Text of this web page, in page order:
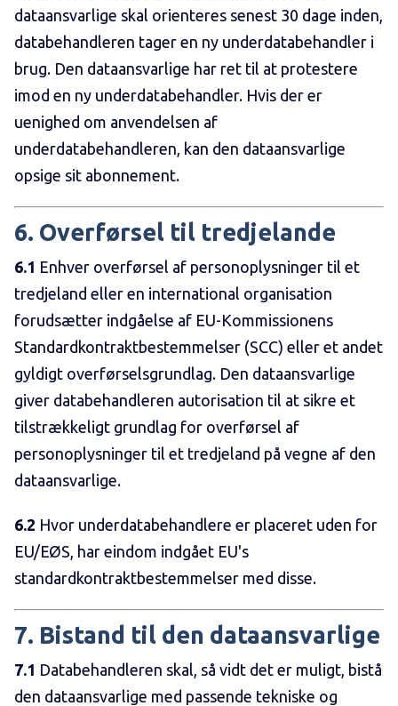
dataansvarlige skal orienteres senest 30 dage inden,
databehandleren tager en ny underdatabehandler i
brug. Den dataansvarlige har ret til at protestere
imod en ny underdatabehandler. Hvis der er
uenighed om anvendelsen af
underdatabehandleren, kan den dataansvarlige
opsige sit abonnement.
6. Overførsel til tredjelande
6.1 Enhver overførsel af personoplysninger til et
tredjeland eller en international organisation
forudsætter indgåelse af EU-Kommissionens
Standardkontraktbestemmelser (SCC) eller et andet
gyldigt overførselsgrundlag. Den dataansvarlige
giver databehandleren autorisation til at sikre et
tilstrækkeligt grundlag for overførsel af
personoplysninger til et tredjeland på vegne af den
dataansvarlige.
6.2 Hvor underdatabehandlere er placeret uden for
EU/EØS, har eindom indgået EU's
standardkontraktbestemmelser med disse.
7. Bistand til den dataansvarlige
7.1 Databehandleren skal, så vidt det er muligt, bistå
den dataansvarlige med passende tekniske og